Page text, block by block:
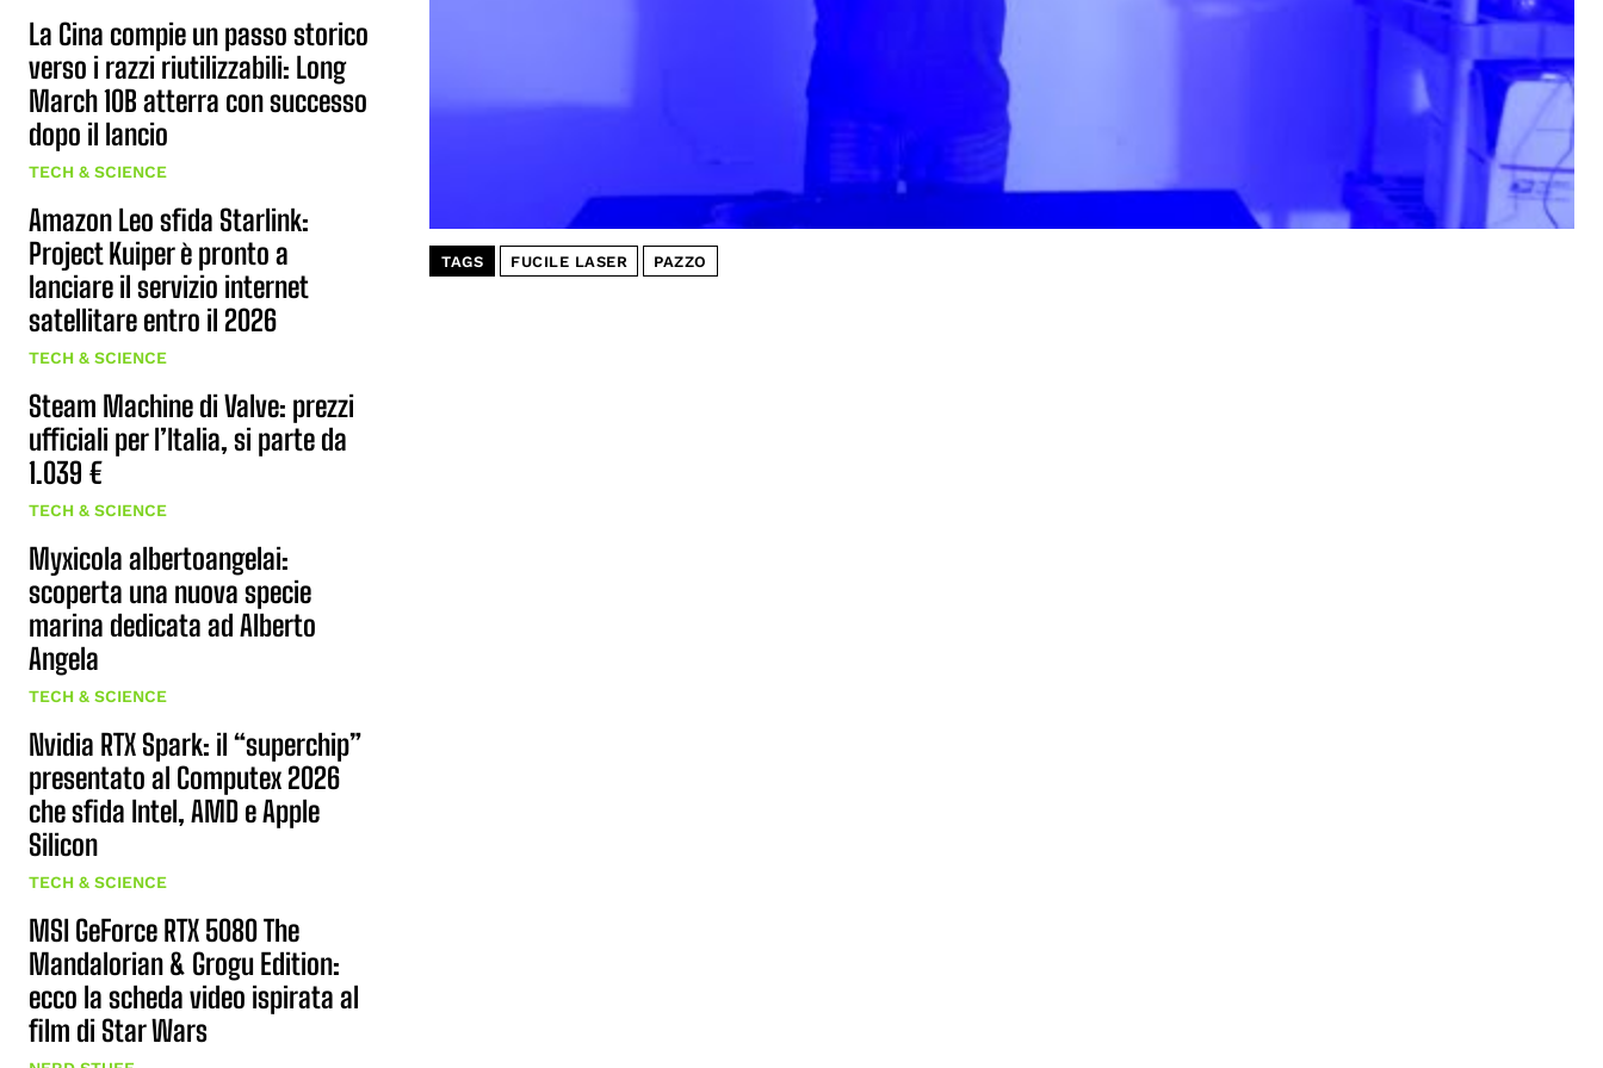
La Cina compie un passo storico
verso i razzi riutilizzabili: Long
March 10B atterra con successo
dopo il lancio
TECH & SCIENCE
Amazon Leo sfida Starlink:
Project Kuiper è pronto a
lanciare il servizio internet
satellitare entro il 2026
TECH & SCIENCE
Steam Machine di Valve: prezzi
ufficiali per l’Italia, si parte da
1.039 €
TECH & SCIENCE
Myxicola albertoangelai:
scoperta una nuova specie
marina dedicata ad Alberto
Angela
TECH & SCIENCE
Nvidia RTX Spark: il “superchip”
presentato al Computex 2026
che sfida Intel, AMD e Apple
Silicon
TECH & SCIENCE
MSI GeForce RTX 5080 The
Mandalorian & Grogu Edition:
ecco la scheda video ispirata al
film di Star Wars
TAGS FUCILE LASER PAZZO